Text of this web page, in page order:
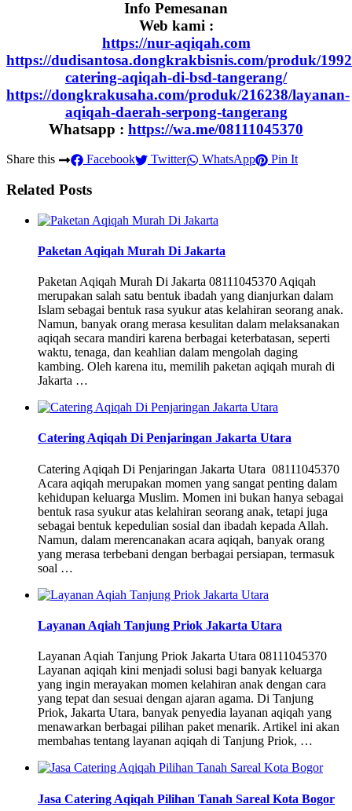
Info Pemesanan
Web kami :
https://nur-aqiqah.com
https://dudisantosa.dongkrakbisnis.com/produk/
catering-aqiqah-di-bsd-tangerang/
https://dongkrakusaha.com/produk/216238/layanan-
aqiqah-daerah-serpong-tangerang
Whatsapp : https://wa.me/08111045370
Share this Facebook Twitter WhatsApp Pin It
Related Posts
Paketan Aqiqah Murah Di Jakarta
Paketan Aqiqah Murah Di Jakarta 08111045370 Aqiqah
merupakan salah satu bentuk ibadah yang dianjurkan dalam
Islam sebagai bentuk rasa syukur atas kelahiran seorang anak.
Namun, banyak orang merasa kesulitan dalam melaksanakan
aqiqah secara mandiri karena berbagai keterbatasan, seperti
waktu, tenaga, dan keahlian dalam mengolah daging
kambing. Oleh karena itu, memilih paketan aqiqah murah di
Jakarta …
Catering Aqiqah Di Penjaringan Jakarta Utara
Catering Aqiqah Di Penjaringan Jakarta Utara 08111045370
Acara aqiqah merupakan momen yang sangat penting dalam
kehidupan keluarga Muslim. Momen ini bukan hanya sebagai
bentuk rasa syukur atas kelahiran seorang anak, tetapi juga
sebagai bentuk kepedulian sosial dan ibadah kepada Allah.
Namun, dalam merencanakan acara aqiqah, banyak orang
yang merasa terbebani dengan berbagai persiapan, termasuk
soal …
Layanan Aqiah Tanjung Priok Jakarta Utara
Layanan Aqiah Tanjung Priok Jakarta Utara 08111045370
Layanan aqiqah kini menjadi solusi bagi banyak keluarga
yang ingin merayakan momen kelahiran anak dengan cara
yang tepat dan sesuai dengan ajaran agama. Di Tanjung
Priok, Jakarta Utara, banyak penyedia layanan aqiqah yang
menawarkan berbagai pilihan paket menarik. Artikel ini akan
membahas tentang layanan aqiqah di Tanjung Priok, …
Jasa Catering Aqiqah Pilihan Tanah Sareal Kota Bogor